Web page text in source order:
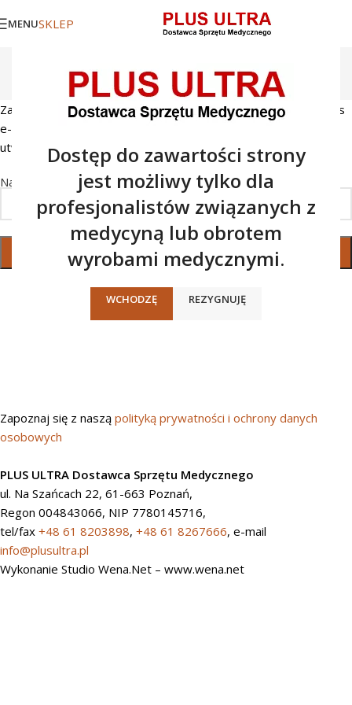
Dostęp do zawartości strony
jest możliwy tylko dla
profesjonalistów związanych z
medycyną lub obrotem
wyrobami medycznymi.
WCHODZĘ REZYGNUJĘ
MENUSKLEP
Zapomniane hasło
Strona główna/Moje konto
Zapomniane hasło? Proszę wpisać nazwę użytkownika lub adres
e-mail. Wyślemy w wiadomości email, odnośnik potrzebny do
utworzenia nowego hasła.
Nazwa użytkownika lub adres e-mail*
ZRESETUJ HASŁO
Zapoznaj się z naszą polityką prywatności i ochrony danych
osobowych
PLUS ULTRA Dostawca Sprzętu Medycznego
ul. Na Szańcach 22, 61-663 Poznań,
Regon 004843066, NIP 7780145716,
tel/fax +48 61 8203898, +48 61 8267666, e-mail
info@plusultra.pl
Wykonanie Studio Wena.Net – www.wena.net